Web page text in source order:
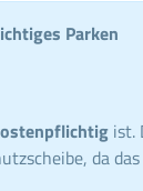
Parken
ist.
da